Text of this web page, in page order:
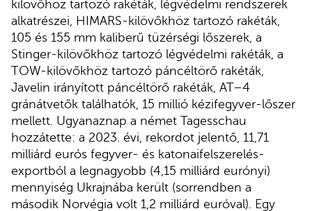
kilövőhöz tartozó rakéták, légvédelmi rendszerek
alkatrészei, HIMARS-kilövőkhöz tartozó rakéták,
105 és 155 mm kaliberű tüzérségi lőszerek, a
Stinger-kilövőkhöz tartozó légvédelmi rakéták, a
TOW-kilövőkhöz tartozó páncéltörő rakéták,
Javelin irányított páncéltörő rakéták, AT–4
gránátvetők találhatók, 15 millió kézifegyver-lőszer
mellett. Ugyanaznap a német Tagesschau
hozzátette: a 2023. évi, rekordot jelentő, 11,71
milliárd eurós fegyver- és katonaifelszerelés-
exportból a legnagyobb (4,15 milliárd eurónyi)
mennyiség Ukrajnába került (sorrendben a
második Norvégia volt 1,2 milliárd euróval). Egy